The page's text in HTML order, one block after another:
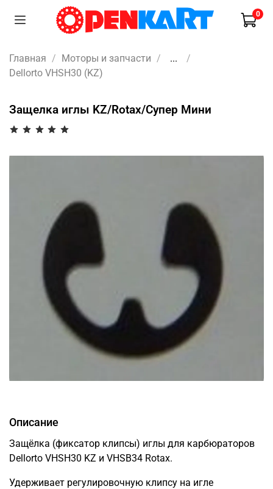
0
Главная Моторы и запчасти
...
Dellorto VHSH30 (KZ)
Защелка иглы KZ/Rotax/Супер Мини
Описание
Защёлка (фиксатор клипсы) иглы для карбюраторов
Dellorto VHSH30 KZ и VHSB34 Rotax.
Удерживает регулировочную клипсу на игле